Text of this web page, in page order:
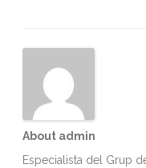
About admin
Especialista del Grup